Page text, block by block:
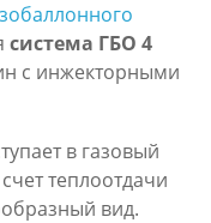
система ГБО 4
с инжекторными
в газовый
теплоотдачи
вид.